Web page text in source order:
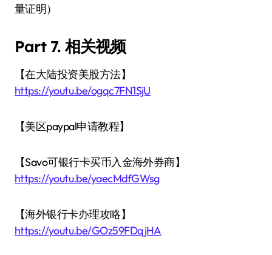
量证明）
Part 7. 相关视频
【在大陆投资美股方法】
https://youtu.be/ogqc7FN1SjU
【美区paypal申请教程】
【Savo可银行卡买币入金海外券商】
https://youtu.be/yaecMdfGWsg
【海外银行卡办理攻略】
https://youtu.be/GOz59FDqjHA